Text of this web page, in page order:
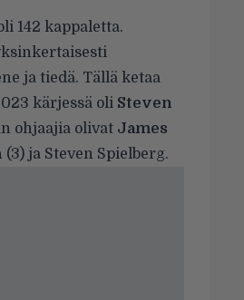
142 kappaletta.
ja tiedä. Tällä ketaa
kärjessä oli Steven
ohjaajia olivat James
(3) ja Steven Spielberg.